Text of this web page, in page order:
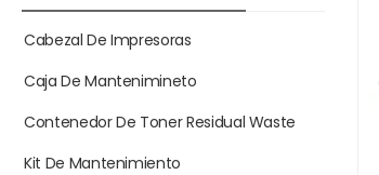
Cabezal De Impresoras
Caja De Mantenimineto
Contenedor De Toner Residual Waste
Kit De Mantenimiento